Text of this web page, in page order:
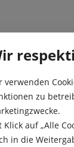
die in der
Diese
„Pink
wahre Perle
Töpfen oder
aus.
Tulpen oder
verwenden
zu
Klick auf „Alle
in die